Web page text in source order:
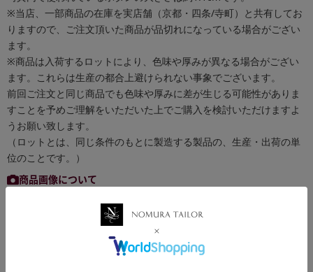
※当店、一部商品の在庫を実店舗（京都・四条/寺町）と共有してお
りますので、ご注文頂いた商品が品切れになっている場合がござい
ます。
※商品は入荷するロットにより、色味や厚みが異なる場合がござい
ます。これらは生産の都合上避けられない事象でございます。
前回ご注文と同じ商品でも色味や厚みに差が生じる可能性がありま
すことを予めご理解をいただいた上でご購入を検討いただけますよ
うお願い致します。
（ロットとは、同じ条件のもとに製造する製品の、生産・出荷の単
位のことです。）
商品画像について
環境（モニターの画面設定やブラウザ等）、お部屋の照明等により
実際の商品と色味が異なる場合がございます。予めご了承くださ